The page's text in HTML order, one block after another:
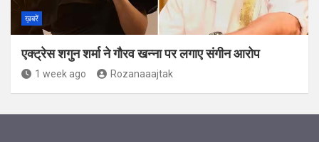
ख़बरें
एक्ट्रेस शगुन शर्मा ने गौरव खन्ना पर लगाए संगीन आरोप
1 week ago Rozanaaajtak